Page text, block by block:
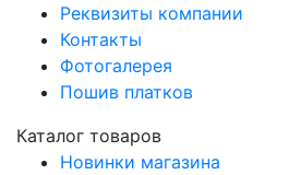
Реквизиты компании
Контакты
Фотогалерея
Пошив платков
Каталог товаров
Новинки магазина